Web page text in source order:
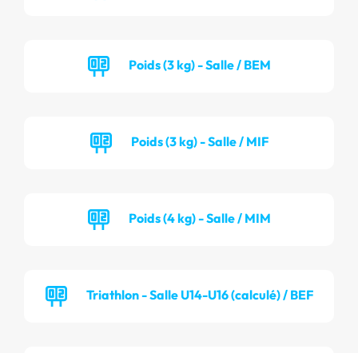
Poids (3 kg) - Salle / BEM
Poids (3 kg) - Salle / MIF
Poids (4 kg) - Salle / MIM
Triathlon - Salle U14-U16 (calculé) / BEF